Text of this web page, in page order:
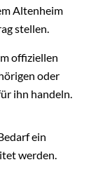
Altenheim
stellen.
offiziellen
oder
ihn handeln.
ein
werden.